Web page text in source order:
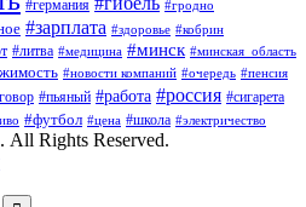
#германия #гродно
#зарплата #здоровье #кобрин
#литва #медицина #минск #минская_область
#новости компаний #очередь #пенсия
#пьяный #работа #россия #сигарета
#футбол #цена #школа #электричество
All Rights Reserved.